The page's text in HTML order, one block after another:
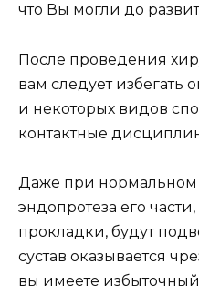
что Вы могли до
После проведения
вам следует
и некоторых видов
контактные
Даже при нормальном
эндопротеза его
прокладки, будут
сустав оказывается
вы имеете